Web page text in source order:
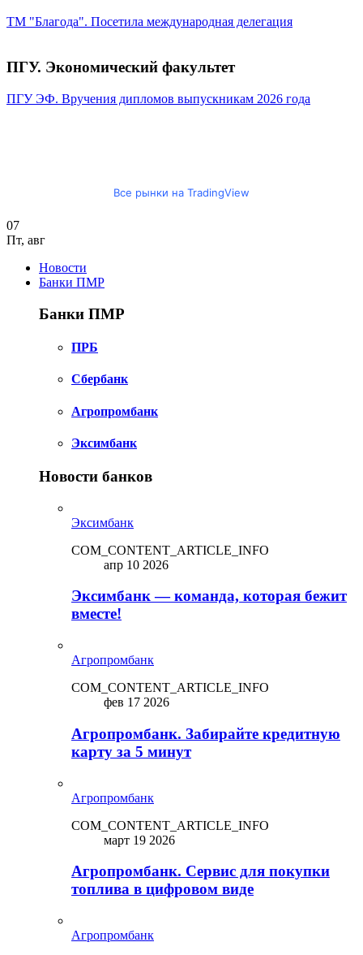
ТМ "Благода". Посетила международная делегация
ПГУ. Экономический факультет
ПГУ ЭФ. Вручения дипломов выпускникам 2026 года
Все рынки на TradingView
07
Пт, авг
Новости
Банки ПМР
Банки ПМР
ПРБ
Сбербанк
Агропромбанк
Эксимбанк
Новости банков
Эксимбанк
COM_CONTENT_ARTICLE_INFO
апр 10 2026
Эксимбанк — команда, которая бежит
вместе!
Агропромбанк
COM_CONTENT_ARTICLE_INFO
фев 17 2026
Агропромбанк. Забирайте кредитную
карту за 5 минут
Агропромбанк
COM_CONTENT_ARTICLE_INFO
март 19 2026
Агропромбанк. Сервис для покупки
топлива в цифровом виде
Агропромбанк